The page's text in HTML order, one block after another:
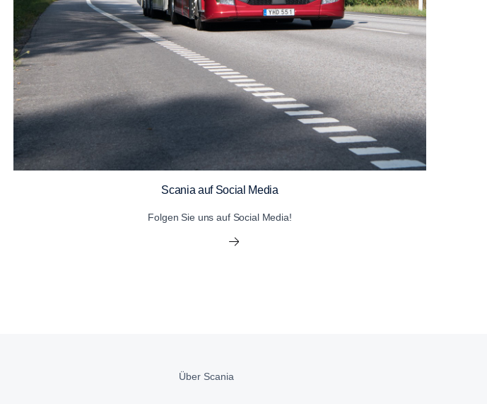
Scania auf Social Media
Folgen Sie uns auf Social Media!
Über Scania